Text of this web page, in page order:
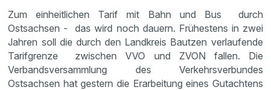
Zum einheitlichen Tarif mit Bahn und Bus durch
Ostsachsen - das wird noch dauern. Frühestens in zwei
Jahren soll die durch den Landkreis Bautzen verlaufende
Tarifgrenze zwischen VVO und ZVON fallen. Die
Verbandsversammlung des Verkehrsverbundes
Ostsachsen hat gestern die Erarbeitung eines Gutachtens